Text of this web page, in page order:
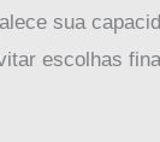
sua
escolhas